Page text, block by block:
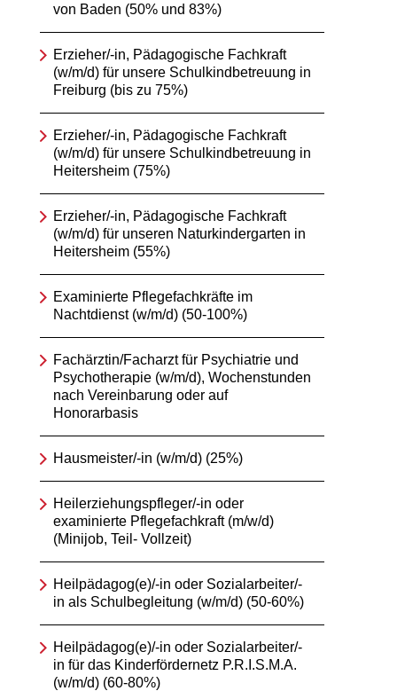
von Baden (50% und 83%)
Erzieher/-in, Pädagogische Fachkraft
(w/m/d) für unsere Schulkindbetreuung in
Freiburg (bis zu 75%)
Erzieher/-in, Pädagogische Fachkraft
(w/m/d) für unsere Schulkindbetreuung in
Heitersheim (75%)
Erzieher/-in, Pädagogische Fachkraft
(w/m/d) für unseren Naturkindergarten in
Heitersheim (55%)
Examinierte Pflegefachkräfte im
Nachtdienst (w/m/d) (50-100%)
Fachärztin/Facharzt für Psychiatrie und
Psychotherapie (w/m/d), Wochenstunden
nach Vereinbarung oder auf
Honorarbasis
Hausmeister/-in (w/m/d) (25%)
Heilerziehungspfleger/-in oder
examinierte Pflegefachkraft (m/w/d)
(Minijob, Teil- Vollzeit)
Heilpädagog(e)/-in oder Sozialarbeiter/-
in als Schulbegleitung (w/m/d) (50-60%)
Heilpädagog(e)/-in oder Sozialarbeiter/-
in für das Kinderfördernetz P.R.I.S.M.A.
(w/m/d) (60-80%)